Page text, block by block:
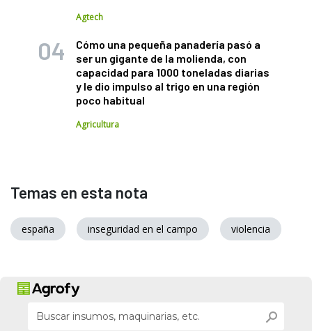
Agtech
Cómo una pequeña panadería pasó a
ser un gigante de la molienda, con
capacidad para 1000 toneladas diarias
y le dio impulso al trigo en una región
poco habitual
Agricultura
Temas en esta nota
españa inseguridad en el campo violencia